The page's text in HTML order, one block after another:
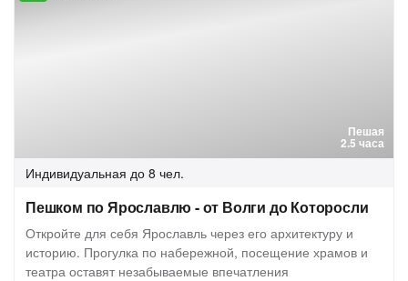
Пешая
2.5 часа
Индивидуальная до 8 чел.
Пешком по Ярославлю - от Волги до Которосли
Откройте для себя Ярославль через его архитектуру и
историю. Прогулка по набережной, посещение храмов и
театра оставят незабываемые впечатления